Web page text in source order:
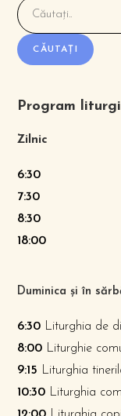
CĂUTAȚI
Program
Zilnic
6:30
7:30
8:30
18:00
Duminica și în
6:30 Liturghia de
8:00 Liturghie
9:15 Liturghia
10:30 Liturghia